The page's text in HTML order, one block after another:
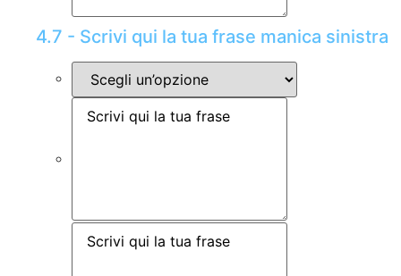
4.7 - Scrivi qui la tua frase manica sinistra